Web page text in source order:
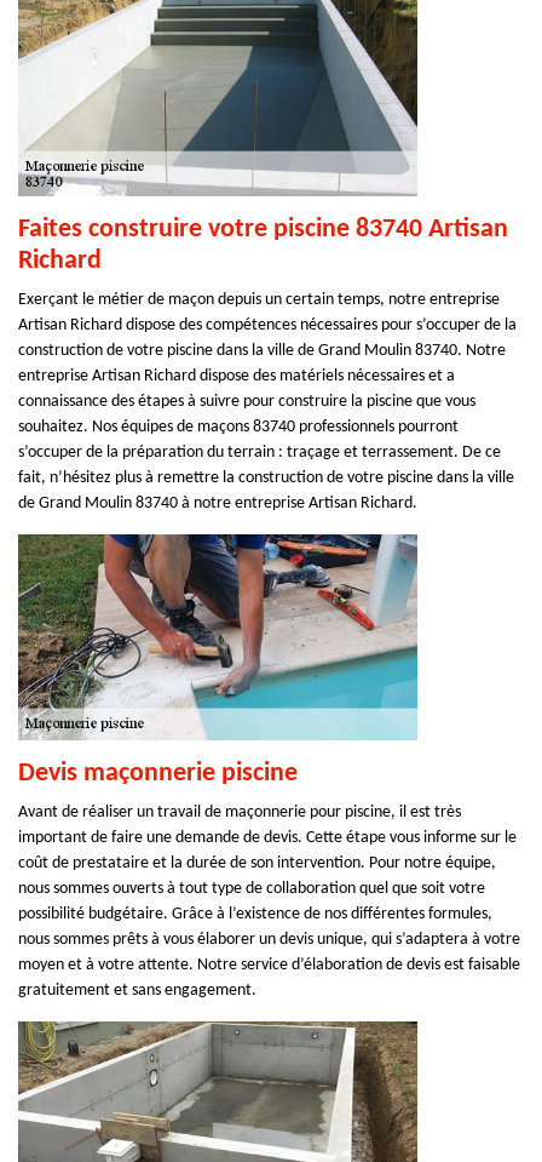
Faites construire votre piscine 83740 Artisan
Richard
Exerçant le métier de maçon depuis un certain temps, notre entreprise
Artisan Richard dispose des compétences nécessaires pour s’occuper de la
construction de votre piscine dans la ville de Grand Moulin 83740. Notre
entreprise Artisan Richard dispose des matériels nécessaires et a
connaissance des étapes à suivre pour construire la piscine que vous
souhaitez. Nos équipes de maçons 83740 professionnels pourront
s’occuper de la préparation du terrain : traçage et terrassement. De ce
fait, n’hésitez plus à remettre la construction de votre piscine dans la ville
de Grand Moulin 83740 à notre entreprise Artisan Richard.
Devis maçonnerie piscine
Avant de réaliser un travail de maçonnerie pour piscine, il est très
important de faire une demande de devis. Cette étape vous informe sur le
coût de prestataire et la durée de son intervention. Pour notre équipe,
nous sommes ouverts à tout type de collaboration quel que soit votre
possibilité budgétaire. Grâce à l’existence de nos différentes formules,
nous sommes prêts à vous élaborer un devis unique, qui s’adaptera à votre
moyen et à votre attente. Notre service d’élaboration de devis est faisable
gratuitement et sans engagement.